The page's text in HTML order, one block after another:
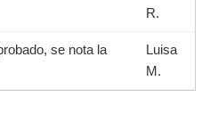
R.
se nota la
Luisa
M.